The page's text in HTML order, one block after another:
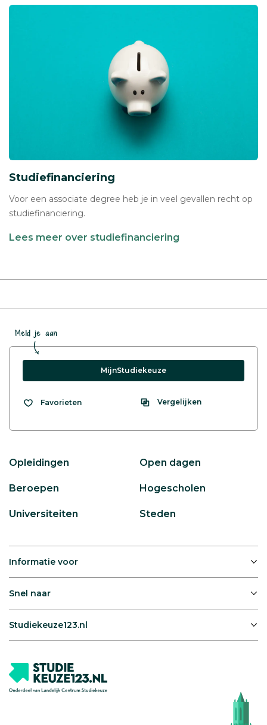
Studiefinanciering
Voor een associate degree heb je in veel gevallen recht op
studiefinanciering.
Lees meer over studiefinanciering
Meld je aan
MijnStudiekeuze
Favorieten Vergelijken
Opleidingen Open dagen
Beroepen Hogescholen
Universiteiten Steden
Informatie voor
Snel naar
Studiekeuze123.nl